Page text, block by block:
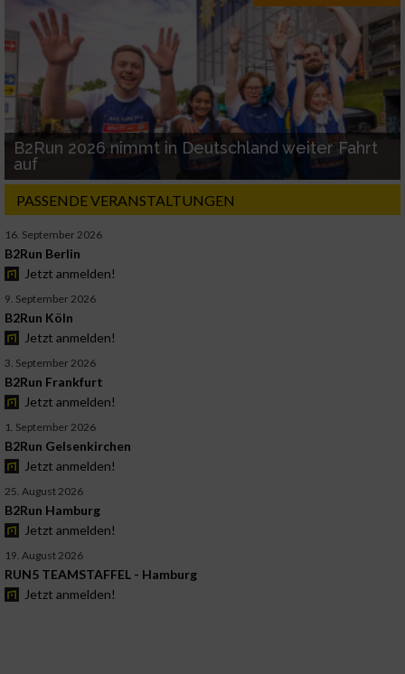
B2Run 2026 nimmt in Deutschland weiter Fahrt
auf
PASSENDE VERANSTALTUNGEN
16. September 2026
B2Run Berlin
Jetzt anmelden!
9. September 2026
B2Run Köln
Jetzt anmelden!
3. September 2026
B2Run Frankfurt
Jetzt anmelden!
1. September 2026
B2Run Gelsenkirchen
Jetzt anmelden!
25. August 2026
B2Run Hamburg
Jetzt anmelden!
19. August 2026
RUN5 TEAMSTAFFEL - Hamburg
Jetzt anmelden!